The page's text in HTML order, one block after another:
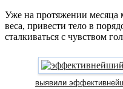
Уже на протяжении месяца
веса, привести тело в
сталкиваться с чувством
выявили